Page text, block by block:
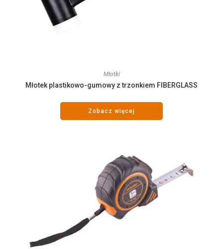
Młotki
Młotek plastikowo-gumowy z trzonkiem FIBERGLASS
Zobacz więcej